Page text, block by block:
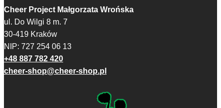
Cheer Project Małgorzata Wrońska
ul. Do Wilgi 8 m. 7
30-419 Kraków
NIP: 727 254 06 13
+48 887 782 420
cheer-shop@cheer-shop.pl